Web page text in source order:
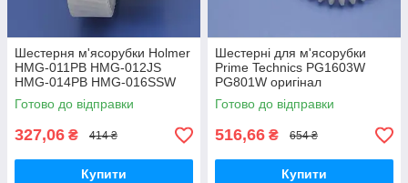
Шестерня м'ясорубки Holmer
HMG-011PB HMG-012JS
HMG-014PB HMG-016SSW
HMG-017PSW HMG-014PW
мала оригінал
Готово до відправки
327,06 ₴ 414 ₴
Купити
Шестерні для м'ясорубки
Prime Technics PG1603W
PG801W оригінал
Готово до відправки
516,66 ₴ 654 ₴
Купити